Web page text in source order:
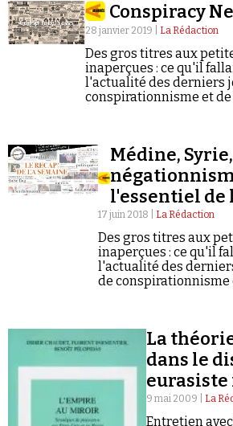
Conspiracy
28 janvier 2019 | La Rédaction
Des gros titres aux
inaperçues : ce qu'il
l'actualité des derniers
conspirationnisme et
Médine, Syrie,
l'essentiel de
17 juin 2018 | La Rédaction
Des gros titres aux
inaperçues : ce qu'il
l'actualité des
de conspirationnisme
La
dans le
eurasiste
9 mai 2009 | La
Entretien